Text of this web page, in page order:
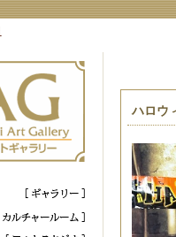
ハロウ